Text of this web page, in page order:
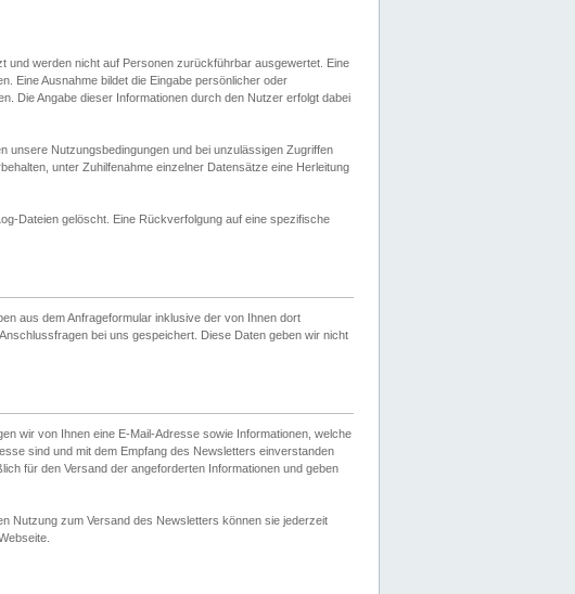
und werden nicht auf Personen zurückführbar ausgewertet. Eine
Eine Ausnahme bildet die Eingabe persönlicher oder
Die Angabe dieser Informationen durch den Nutzer erfolgt dabei
unsere Nutzungsbedingungen und bei unzulässigen Zugriffen
unter Zuhilfenahme einzelner Datensätze eine Herleitung
Dateien gelöscht. Eine Rückverfolgung auf eine spezifische
aus dem Anfrageformular inklusive der von Ihnen dort
bei uns gespeichert. Diese Daten geben wir nicht
wir von Ihnen eine E-Mail-Adresse sowie Informationen, welche
sind und mit dem Empfang des Newsletters einverstanden
für den Versand der angeforderten Informationen und geben
Nutzung zum Versand des Newsletters können sie jederzeit